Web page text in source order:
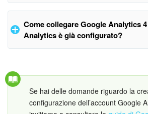
Knowledge base
Firma elettronica
Flussi di lavoro
Creare un account Google Analytics
Apri il sito web di Google Analytics e crea
Come collegare Google Analytics
Analytics è già configurato?
configurazione GA4e scegli l'azione
nuova proprietà GA4 o collega la tua
di Google Analytics 4 esistente.
Se hai delle domande riguardo la
configurazione dell’account Google